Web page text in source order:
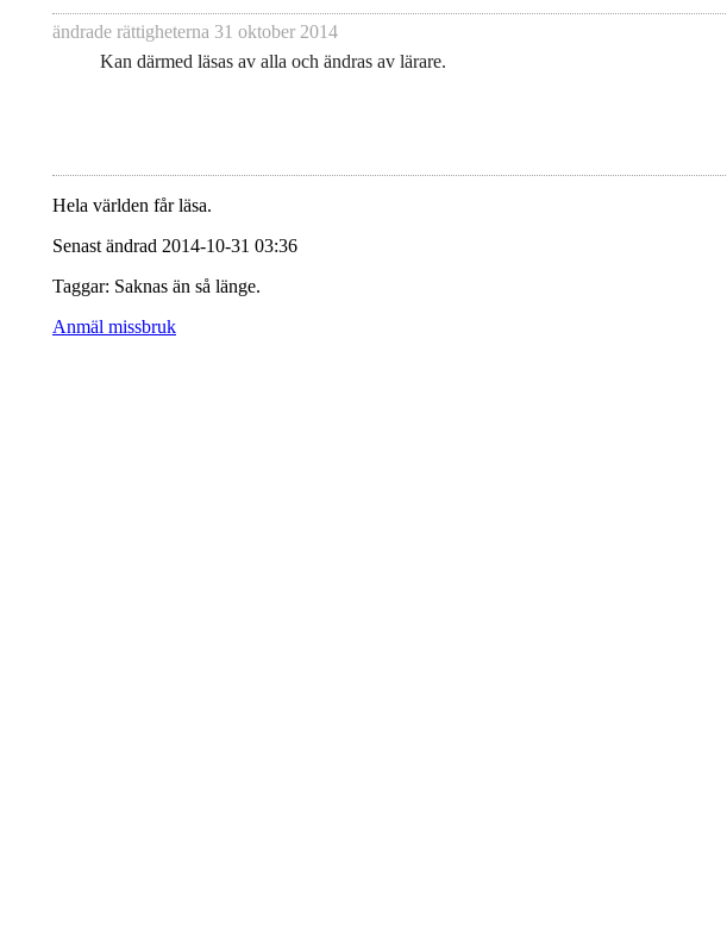
ändrade rättigheterna 31 oktober 2014
Kan därmed läsas av alla och ändras av lärare.
Hela världen får läsa.
Senast ändrad 2014-10-31 03:36
Taggar: Saknas än så länge.
Anmäl missbruk